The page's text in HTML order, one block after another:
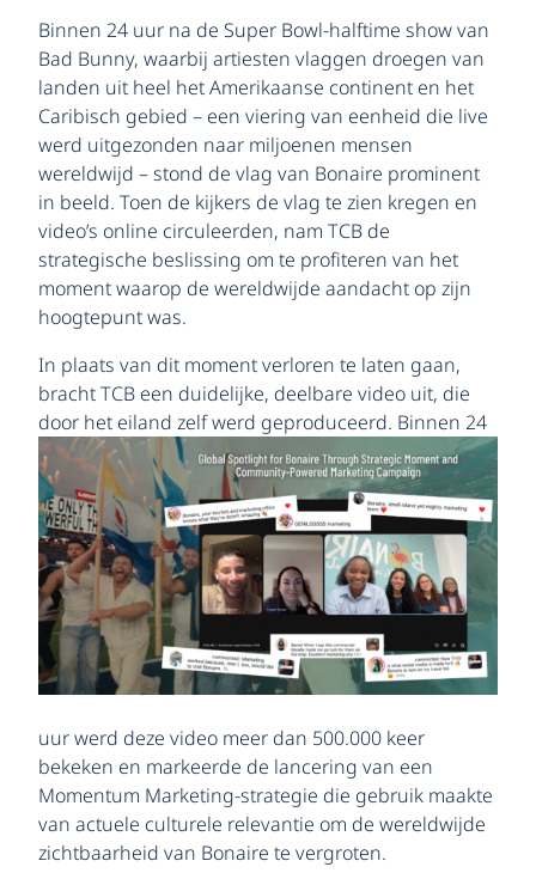
Binnen 24 uur na de Super Bowl-halftime show van
Bad Bunny, waarbij artiesten vlaggen droegen van
landen uit heel het Amerikaanse continent en het
Caribisch gebied – een viering van eenheid die live
werd uitgezonden naar miljoenen mensen
wereldwijd – stond de vlag van Bonaire prominent
in beeld. Toen de kijkers de vlag te zien kregen en
video’s online circuleerden, nam TCB de
strategische beslissing om te profiteren van het
moment waarop de wereldwijde aandacht op zijn
hoogtepunt was.
In plaats van dit moment verloren te laten gaan,
bracht TCB een duidelijke, deelbare video uit, die
door het eiland zelf werd geproduceerd. Binnen 24
uur werd deze video meer dan 500.000 keer
bekeken en markeerde de lancering van een
Momentum Marketing-strategie die gebruik maakte
van actuele culturele relevantie om de wereldwijde
zichtbaarheid van Bonaire te vergroten.